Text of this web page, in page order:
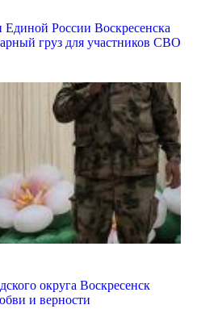
России Воскресенска
груз для участников СВО
округа Воскресенск
и верности